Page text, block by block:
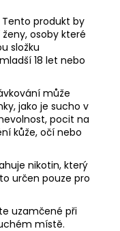
Tento produkt by
osoby které
složku
18 let nebo
může
jako je sucho v
pocit na
kůže, očí nebo
nikotin, který
určen pouze pro
uzamčené při
místě.